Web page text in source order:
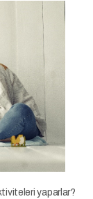
yaparlar?